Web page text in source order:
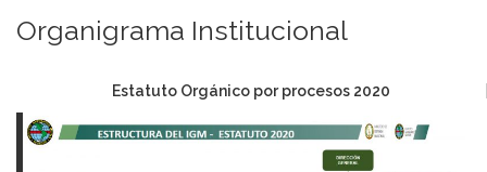
Organigrama Institucional
Estatuto Orgánico por procesos 2020